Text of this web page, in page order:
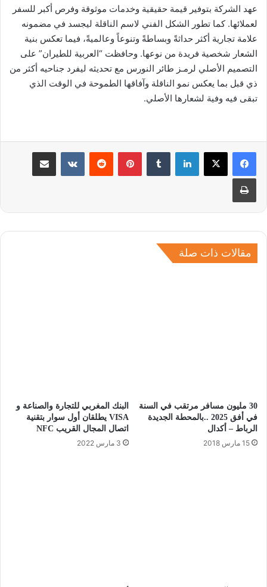
عهد الشركة بتوفير قيمة حقيقية وخدمات موثوقة وفرص أكبر للسفر
لعملائها. كما تطور الشكل الفني لاسم الناقلة ليجسد في مضمونه
علامة تجارية أكثر حداثةً وبساطةً وتنوعاً وعالميةً، فيما تعكس بنية
الشعار شخصية فريدة من نوعها. وحافظت “العربية للطيران” على
التصميم الأصلي لرمـز طائر النورس مع تحديثه ليفرد جناحيه أكثر من
ذي قبل بما يعكس نمو الناقلة وآفاقها الطموحة في الوقت الذي
تبقى فيه وفية لشعارها الأصلي.
لينكدإن بينتيريست مشاركة عبر البريد
طباعة
مقالات ذات صلة
30 مليون مسافر مرتقب في السنة
في أفق 2025 ..بالمحطة الجديدة
الرباط – أكدال
15 مارس 2018
البنك المغربي للتجارة والصناعة و
VISA يطلقان أول سوار بتقنية
اتصال المجال القريب NFC
3 مارس 2022